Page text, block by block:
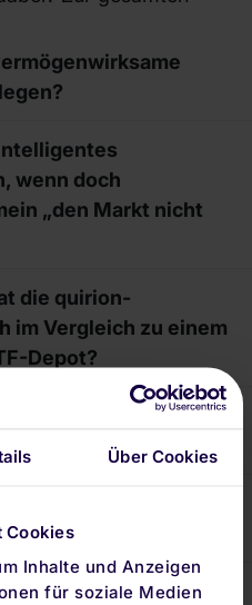
Über Cookies
Cookies
Inhalte und Anzeigen
für soziale Medien
wenn doch
„den Markt nicht
die quirion-
im Vergleich zu einem
Depot?
das Preis-Leistungs-